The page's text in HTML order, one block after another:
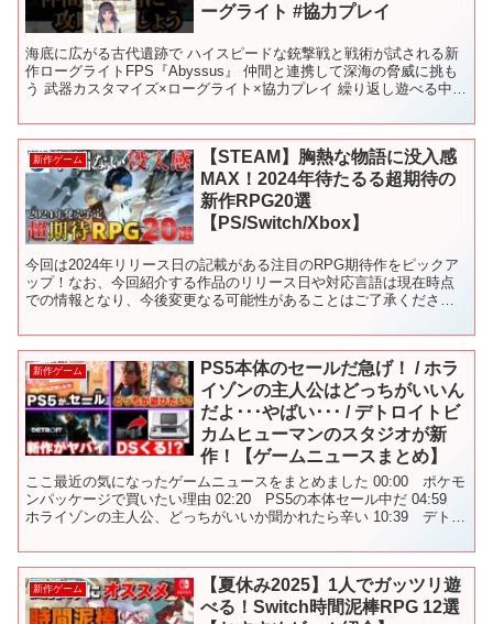
ーグライト #協力プレイ
海底に広がる古代遺跡で ハイスピードな銃撃戦と戦術が試される新
作ローグライトFPS『Abyssus』 仲間と連携して深海の脅威に挑も
う 武器カスタマイズ×ローグライト×協力プレイ 繰り返し遊べる中毒
新作ゲーム
【STEAM】胸熱な物語に没入感
MAX！2024年待たるる超期待の
新作RPG20選
【PS/Switch/Xbox】
今回は2024年リリース日の記載がある注目のRPG期待作をピックア
ップ！なお、今回紹介する作品のリリース日や対応言語は現在時点
での情報となり、今後変更なる可能性があることはご了承くださ
新作ゲーム
PS5本体のセールだ急げ！ / ホラ
イゾンの主人公はどっちがいいん
だよ･･･やばい･･･ / デトロイトビ
カムヒューマンのスタジオが新
作！【ゲームニュースまとめ】
ここ最近の気になったゲームニュースをまとめました 00:00 ポケモ
ンパッケージで買いたい理由 02:20 PS5の本体セール中だ 04:59
ホライゾンの主人公、どっちがいいか聞かれたら辛い 10:39 デトロ
新作ゲーム
【夏休み2025】1人でガッツリ遊
べる！Switch時間泥棒RPG 12選